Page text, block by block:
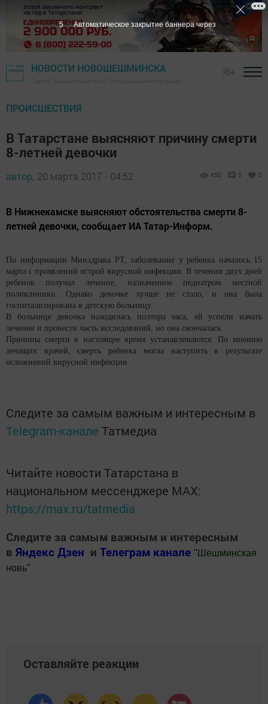
НОВОСТИ НОВОШЕШМИНСКА
ПРОИСШЕСТВИЯ
В Татарстане выясняют причину смерти
8-летней девочки
автор, 20 марта 2017 - 04:52 950 0 0
В Нижнекамске выясняют обстоятельства смерти 8-
летней девочки, сообщает ИА Татар-Информ.
По информации Минздрава РТ, заболевание у ребенка началось 15
марта с проявлений острой вирусной инфекции. В течении двух дней
ребенок получал лечение, назначенное педиатром местной
поликлиники. Однако девочке лучше не стало, и она была
госпитализирована в детскую больницу.
В больнице девочка находилась полтора часа, ей успели начать
лечение и провести часть исследований, но она скончалась.
Причины смерти в настоящее время устанавливаются. По мнению
лечащих врачей, смерть ребенка могла наступить в результате
осложнений вирусной инфекции.
Следите за самым важным и интересным в
Telegram-канале Татмедиа
Читайте новости Татарстана в
национальном мессенджере MАХ:
https://max.ru/tatmedia
Следите за самым важным и интересным
в Яндекс Дзен и Телеграм канале " Шешминская
новь"
Оставляйте реакции
5 Автоматическое закрытие баннера через